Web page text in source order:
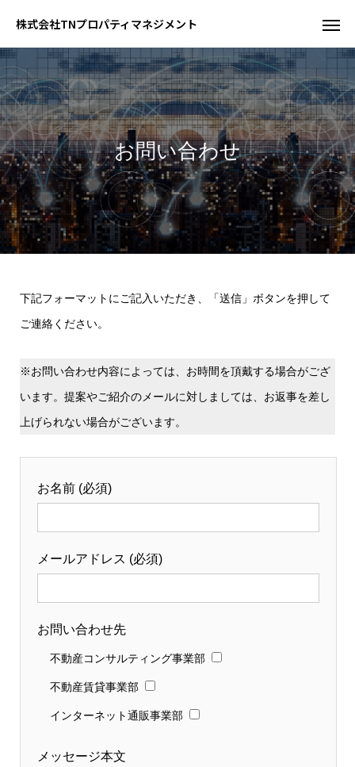
株式会社TNプロパティマネジメント
お問い合わせ
下記フォーマットにご記入いただき、「送信」ボタンを押して
ご連絡ください。
※お問い合わせ内容によっては、お時間を頂戴する場合がござ
います。提案やご紹介のメールに対しましては、お返事を差し
上げられない場合がございます。
お名前 (必須)
メールアドレス (必須)
お問い合わせ先
不動産コンサルティング事業部
不動産賃貸事業部
インターネット通販事業部
メッセージ本文